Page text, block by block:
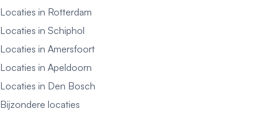
Locaties in Rotterdam
Locaties in Schiphol
Locaties in Amersfoort
Locaties in Apeldoorn
Locaties in Den Bosch
Bijzondere locaties